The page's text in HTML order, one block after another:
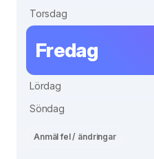
Torsdag
Fredag
Lördag
Söndag
Anmäl fel / ändringar